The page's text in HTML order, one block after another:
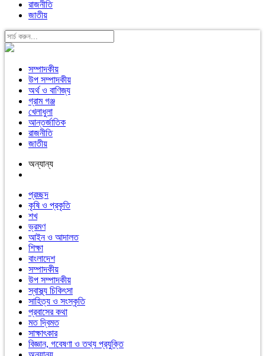
রাজনীতি
জাতীয়
সম্পাদকীয়
উপ সম্পাদকীয়
অর্থ ও বাণিজ্য
গ্রাম গঞ্জ
খেলাধুলা
আন্তর্জাতিক
রাজনীতি
জাতীয়
অন্যান্য
প্রচ্ছদ
কৃষি ও প্রকৃতি
শখ
ভ্রমণ
আইন ও আদালত
শিক্ষা
বাংলাদেশ
সম্পাদকীয়
উপ সম্পাদকীয়
স্বাস্থ্য চিকিৎসা
সাহিত্য ও সংস্কৃতি
প্রবাসের কথা
মত দ্বিমত
সাক্ষাৎকার
বিজ্ঞান, গবেষণা ও তথ্য প্রযুক্তি